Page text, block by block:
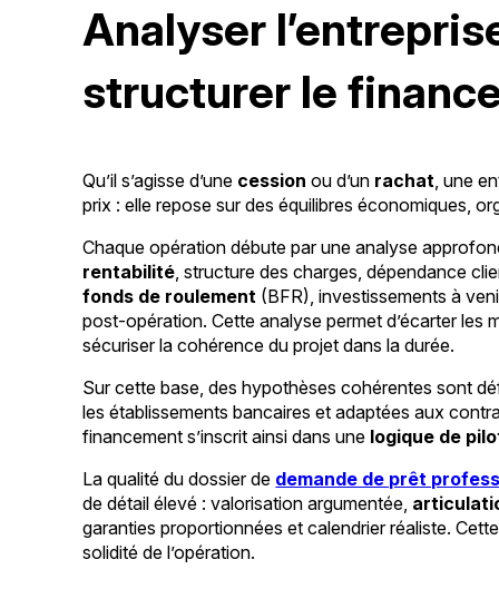
Analyser
structurer le
Qu’il s’agisse d’une cession ou d’un rachat , une
prix : elle repose sur des équilibres économiques,
Chaque opération débute par une analyse
rentabilité , structure des charges, dépendance
fonds de roulement (BFR), investissements à
post-opération. Cette analyse permet d’écarter les
sécuriser la cohérence du projet dans la durée.
Sur cette base, des hypothèses cohérentes sont
les établissements bancaires et adaptées aux
financement s’inscrit ainsi dans une logique de
La qualité du dossier de demande de prêt
de détail élevé : valorisation argumentée,
garanties proportionnées et calendrier réaliste.
solidité de l’opération.